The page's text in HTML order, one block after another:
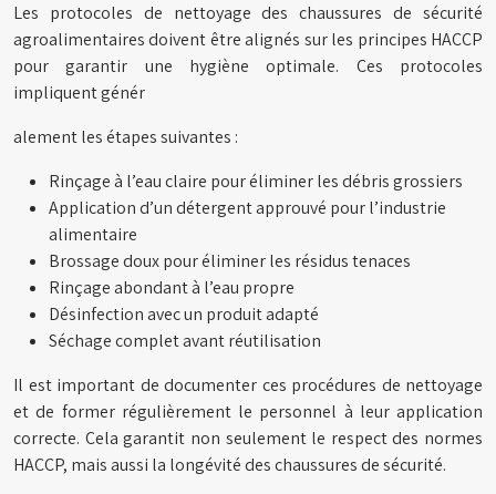
Les protocoles de nettoyage des chaussures de sécurité
agroalimentaires doivent être alignés sur les principes HACCP
pour garantir une hygiène optimale. Ces protocoles
impliquent génér
alement les étapes suivantes :
Rinçage à l’eau claire pour éliminer les débris grossiers
Application d’un détergent approuvé pour l’industrie
alimentaire
Brossage doux pour éliminer les résidus tenaces
Rinçage abondant à l’eau propre
Désinfection avec un produit adapté
Séchage complet avant réutilisation
Il est important de documenter ces procédures de nettoyage
et de former régulièrement le personnel à leur application
correcte. Cela garantit non seulement le respect des normes
HACCP, mais aussi la longévité des chaussures de sécurité.